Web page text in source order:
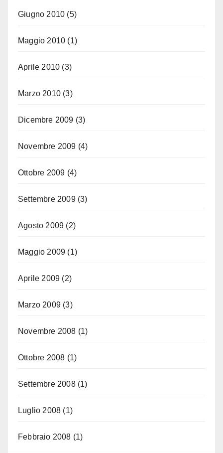
Giugno 2010 (5)
Maggio 2010 (1)
Aprile 2010 (3)
Marzo 2010 (3)
Dicembre 2009 (3)
Novembre 2009 (4)
Ottobre 2009 (4)
Settembre 2009(3)
Agosto 2009 (2)
Maggio 2009 (1)
Aprile 2009 (2)
Marzo 2009 (3)
Novembre 2008 (1)
Ottobre 2008 (1)
Settembre 2008(1)
Luglio 2008 (1)
Febbraio 2008 (1)